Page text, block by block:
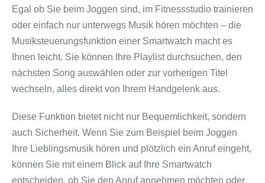
Egal ob Sie beim Joggen sind, im Fitnessstudio trainieren
oder einfach nur unterwegs Musik hören möchten – die
Musiksteuerungsfunktion einer Smartwatch macht es
Ihnen leicht. Sie können Ihre Playlist durchsuchen, den
nächsten Song auswählen oder zur vorherigen Titel
wechseln, alles direkt von Ihrem Handgelenk aus.
Diese Funktion bietet nicht nur Bequemlichkeit, sondern
auch Sicherheit. Wenn Sie zum Beispiel beim Joggen
Ihre Lieblingsmusik hören und plötzlich ein Anruf eingeht,
können Sie mit einem Blick auf Ihre Smartwatch
entscheiden, ob Sie den Anruf annehmen möchten oder